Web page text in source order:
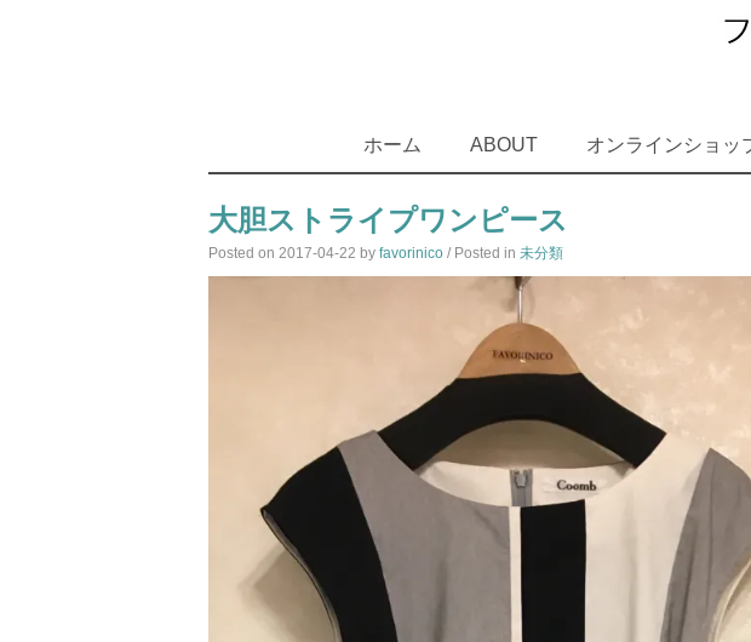
ホーム ABOUT オンラインショッ
大胆ストライプワンピース
Posted on 2017-04-22 by favorinico / Posted in 未分類